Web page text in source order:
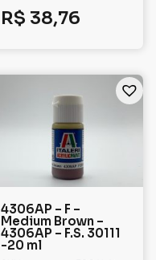
R$ 38,76
4306AP – F –
Medium Brown –
4306AP – F.S. 30111
-20 ml